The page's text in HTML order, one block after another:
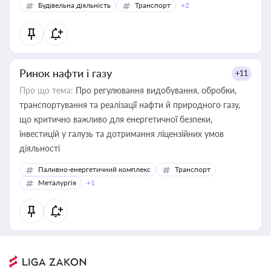
Будівельна діяльність
Транспорт +2
Ринок нафти і газу +11
Про що тема: Про регулювання видобування, обробки,
транспортування та реалізації нафти й природного газу,
що критично важливо для енергетичної безпеки,
інвестицій у галузь та дотримання ліцензійних умов
діяльності
Паливно-енергетичний комплекс
Транспорт
Металургія
+1